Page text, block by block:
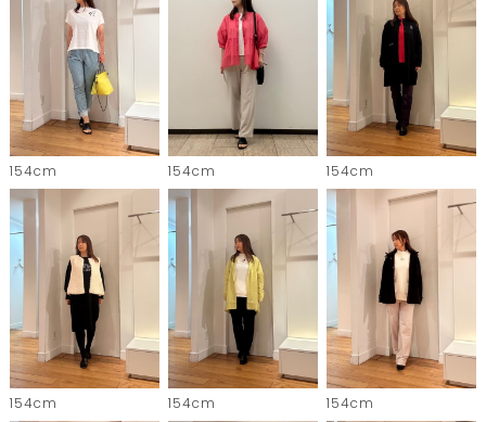
154cm 154cm 154cm
154cm 154cm 154cm